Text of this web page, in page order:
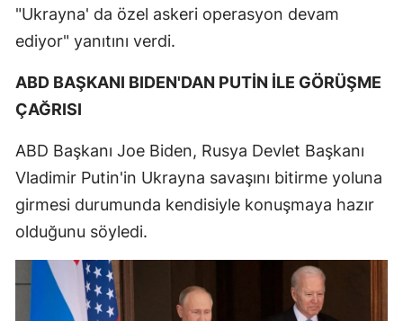
İzmir
Kastamonu
Kırşehir
Konya
Kütahya
"Ukrayna' da özel askeri operasyon devam
ediyor" yanıtını verdi.
ABD BAŞKANI BIDEN'DAN PUTİN İLE GÖRÜŞME
ÇAĞRISI
ABD Başkanı Joe Biden, Rusya Devlet Başkanı
Vladimir Putin'in Ukrayna savaşını bitirme yoluna
girmesi durumunda kendisiyle konuşmaya hazır
olduğunu söyledi.